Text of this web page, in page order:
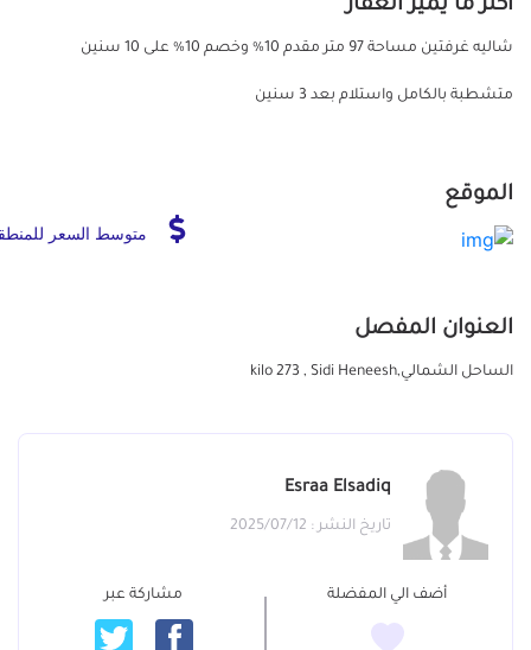
أكثر ما يميز العقار
شاليه غرفتين مساحة 97 متر مقدم 10% وخصم 10% على 10 سنين
متشطبة بالكامل واستلام بعد 3 سنين
الموقع
متوسط السعر
العنوان المفصل
الساحل الشمالي,kilo 273 , Sidi Heneesh
Esraa Elsadiq
تاريخ النشر : 2025/07/12
أضف الي المفضلة مشاركة عبر